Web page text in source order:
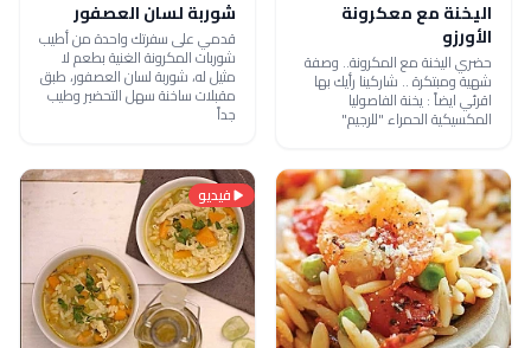
اليخنة مع معكرونة
الأورزو
حضري اليخنة مع المكرونة.. وصفة
شهية ومبتكرة .. شاركينا رأيك بها
اقرئي ايضاً : يخنة الفاصوليا
المكسيكية الحمراء "للرجيم"
شوربة لسان العصفور
قدمي على سفرتك واحدة من أطيب
شوربات المكرونة الغنية بطعم لا
مثيل له، شوربة لسان العصفور، طبق
مقبلات ساخنة سهل التحضير وطيب
جداً
فيديو